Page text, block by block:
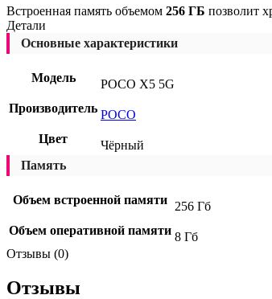
Встроенная память объемом 256 ГБ позволит
Детали
Основные характеристики
Модель
POCO X5 5G
Производитель POCO
Цвет
Чёрный
Память
Объем встроенной памяти 256 Гб
Объем оперативной памяти 8 Гб
Отзывы (0)
Отзывы